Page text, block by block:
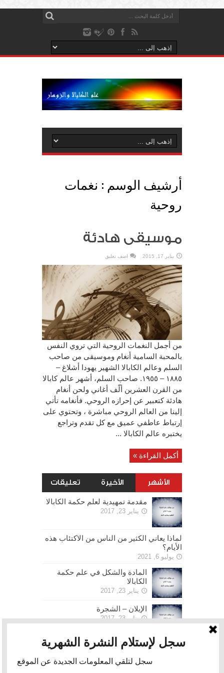
أرشيف الوسم : نغمات
روحية
موسيقى هادئة
يناير 17, 2015 اضف تعليق
من أجمل النغمات الروحية التي تروي النفس
بالمحبة السامية أنغام وموسيقى من صاحب
السلم وعالم الكابالا الشهير يهودا أشلاغ –
١٨٨٥ – ١٩٥٥. صاحب السلم، أشهر عالم كابالا
من القرن العشرين ألّف أغاني ولحن أنغام
هادئة كتعبير عن إحرازه الروحي. فأنغامه تأتي
إلينا من العالم الروحي مباشرة ، وتحتوي على
إرتباط عاطفي عميق مع كل تقدم وتراجع
يختبره عالم الكابالا ...
أكمل القراءة »
الأشهر الأخيرة تعليقات
مقدمة تمهيدية لعلم حكمة الكابالا
يناير 23, 2017
لماذا يعاني الكثير من الناس من الاكتئاب هذه
الأيام؟
يوليو 6, 2021
المادة والشكل في علم حكمة
الكابالا
يناير 23, 2017
الإيلان – الشجرة
يناير 23, 2017
الحرية